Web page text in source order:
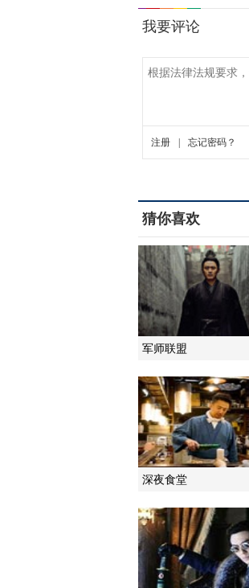
猜你喜欢
军师联盟
深夜食堂